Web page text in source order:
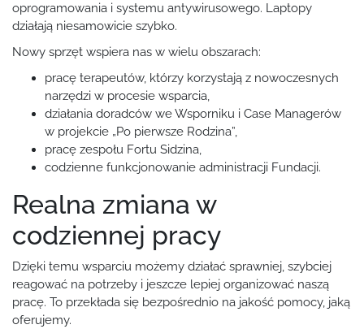
oprogramowania i systemu antywirusowego. Laptopy
działają niesamowicie szybko.
Nowy sprzęt wspiera nas w wielu obszarach:
pracę terapeutów, którzy korzystają z nowoczesnych
narzędzi w procesie wsparcia,
działania doradców we Wsporniku i Case Managerów
w projekcie „Po pierwsze Rodzina”,
pracę zespołu Fortu Sidzina,
codzienne funkcjonowanie administracji Fundacji.
Realna zmiana w
codziennej pracy
Dzięki temu wsparciu możemy działać sprawniej, szybciej
reagować na potrzeby i jeszcze lepiej organizować naszą
pracę. To przekłada się bezpośrednio na jakość pomocy, jaką
oferujemy.